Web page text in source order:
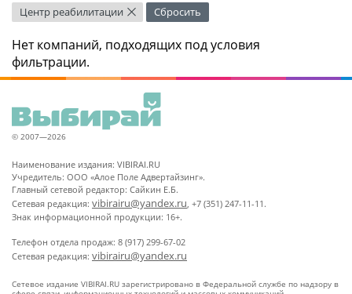
Центр реабилитации × Сбросить
Нет компаний, подходящих под условия
фильтрации.
© 2007—2026
Наименование издания: VIBIRAI.RU
Учредитель: ООО «Алое Поле Адвертайзинг».
Главный сетевой редактор: Сайкин Е.Б.
Сетевая редакция: vibirairu@yandex.ru, +7 (351) 247-11-11.
Знак информационной продукции: 16+.
Телефон отдела продаж: 8 (917) 299-67-02
Сетевая редакция: vibirairu@yandex.ru
Сетевое издание VIBIRAI.RU зарегистрировано в Федеральной службе по надзору в